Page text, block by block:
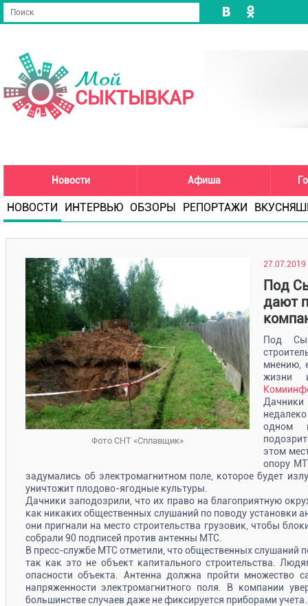
Мой
СЫКТЫВКАР
Новости Афиша
НОВОСТИ ИНТЕРВЬЮ ОБЗОРЫ РЕПОРТАЖИ
Фото СНТ «Сплавщик»
27.07.2019
Под
дают
Под
мнению,
жизни
одном
этом
опору
задумались об электромагнитном поле, которое будет
уничтожит плодово-ягодные культуры.
Дачники заподозрили, что их право на благоприятную
как никаких общественных слушаний по поводу установки
они пригнали на место строительства грузовик, чтобы
собрали 90 подписей против антенны МТС.
В пресс-службе МТС отметили, что общественных слушаний
так как это не объект капитального строительства.
опасности объекта. Антенна должна пройти множество
напряженности электромагнитного поля. В компании
большинстве случаев даже не фиксируется приборами учета.